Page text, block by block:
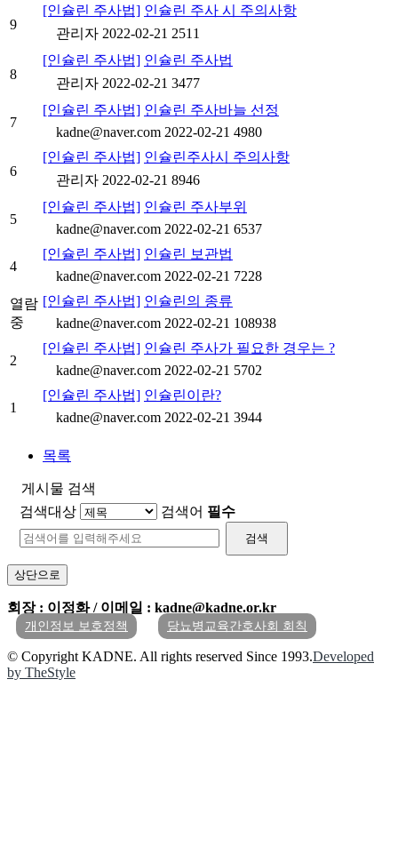
9
[인슐린 주사법] 인슐린 주사 시 주의사항
관리자 2022-02-21 2511
8
[인슐린 주사법] 인슐린 주사법
관리자 2022-02-21 3477
7
[인슐린 주사법] 인슐린 주사바늘 선정
kadne@naver.com 2022-02-21 4980
6
[인슐린 주사법] 인슐린주사시 주의사항
관리자 2022-02-21 8946
5
[인슐린 주사법] 인슐린 주사부위
kadne@naver.com 2022-02-21 6537
4
[인슐린 주사법] 인슐린 보관법
kadne@naver.com 2022-02-21 7228
열람
중
[인슐린 주사법] 인슐린의 종류
kadne@naver.com 2022-02-21 108938
2
[인슐린 주사법] 인슐린 주사가 필요한 경우는 ?
kadne@naver.com 2022-02-21 5702
1
[인슐린 주사법] 인슐린이란?
kadne@naver.com 2022-02-21 3944
목록
게시물 검색
검색대상
검색어 필수
검색
상단으로
회장 : 이정화 / 이메일 : kadne@kadne.or.kr
개인정보 보호정책 당뇨병교육간호사회 회칙
© Copyright KADNE. All rights reserved Since 1993.Developed
by TheStyle